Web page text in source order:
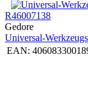
R46007138
Gedore
Universal-
EAN: